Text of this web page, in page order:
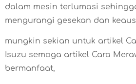
dalam mesin terlumasi
mengurangi gesekan dan
mungkin sekian untuk artikel
Isuzu semoga artikel Cara
bermanfaat,